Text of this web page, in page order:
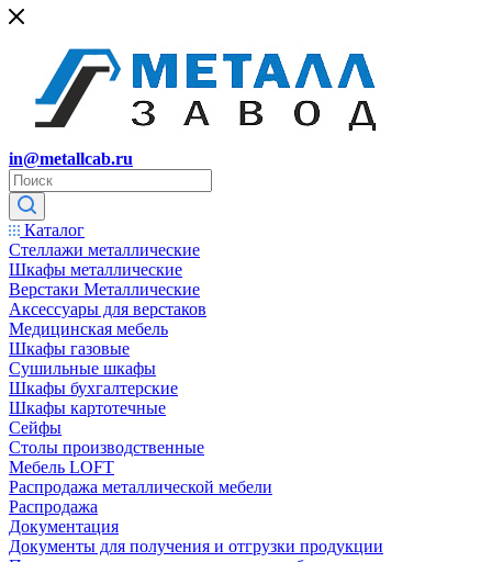
in@metallcab.ru
Каталог
Стеллажи металлические
Шкафы металлические
Верстаки Металлические
Аксессуары для верстаков
Медицинская мебель
Шкафы газовые
Сушильные шкафы
Шкафы бухгалтерские
Шкафы картотечные
Сейфы
Столы производственные
Мебель LOFT
Распродажа металлической мебели
Распродажа
Документация
Документы для получения и отгрузки продукции